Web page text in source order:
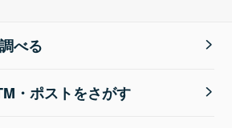
べる
・ポストをさがす